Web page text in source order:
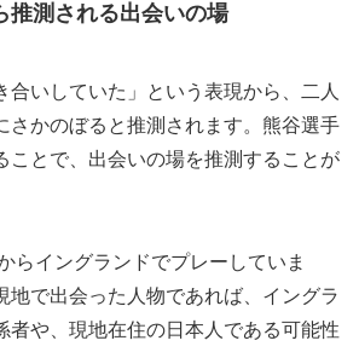
推測される出会いの場
合いしていた」という表現から、二人
さかのぼると推測されます。熊谷選手
ことで、出会いの場を推測することが
らイングランドでプレーしていま
地で出会った人物であれば、イングラ
者や、現地在住の日本人である可能性